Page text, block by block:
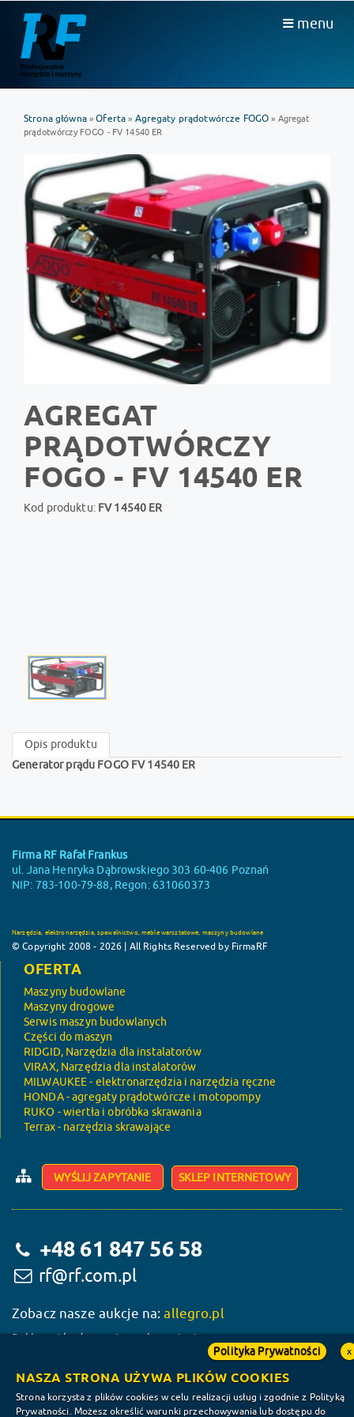
menu
Strona główna»Oferta » Agregaty prądotwórcze FOGO » Agregat
prądotwórczy FOGO - FV 14540 ER
AGREGAT
PRĄDOTWÓRCZY
FOGO - FV 14540 ER
Kod produktu: FV 14540 ER
Opis produktu
Generator prądu FOGO FV 14540 ER
Firma RF Rafał Frankus
ul. Jana Henryka Dąbrowskiego 303 60-406 Poznań
NIP: 783-100-79-88, Regon: 631060373
Narzędzia, elektronarzędzia, spawalnictwo, meble warsztatowe, maszyny budowlane
© Copyright 2008 - 2026 | All Rights Reserved by FirmaRF
OFERTA
Maszyny budowlane
Maszyny drogowe
Serwis maszyn budowlanych
Części do maszyn
RIDGID, Narzędzia dla instalatorów
VIRAX, Narzędzia dla instalatorów
MILWAUKEE - elektronarzędzia i narzędzia ręczne
HONDA - agregaty prądotwórcze i motopompy
RUKO - wiertła i obróbka skrawania
Terrax - narzędzia skrawające
WYŚLIJ ZAPYTANIE SKLEP INTERNETOWY
+48 61 847 56 58
rf@rf.com.pl
Zobacz nasze aukcje na:allegro.pl
Reklama i budowa wizerunku w sieci:
NASZA STRONA UŻYWA PLIKÓW COOKIES
Strona korzysta z plików cookies w celu realizacji usług i zgodnie z Polityką
Prywatności. Możesz określić warunki przechowywania lub dostępu do
Polityka Prywatności x